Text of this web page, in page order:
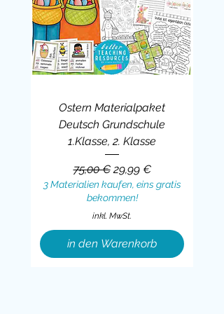
Ostern Materialpaket
Deutsch Grundschule
1.Klasse, 2. Klasse
Standardpreis
75,00 € Sale-Preis
29,99 €
3 Materialien kaufen, eins gratis
bekommen!
inkl. MwSt.
in den Warenkorb